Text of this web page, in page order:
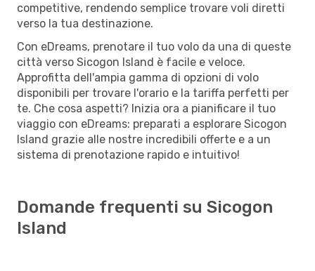
competitive, rendendo semplice trovare voli diretti
verso la tua destinazione.
Con eDreams, prenotare il tuo volo da una di queste
città verso Sicogon Island è facile e veloce.
Approfitta dell'ampia gamma di opzioni di volo
disponibili per trovare l'orario e la tariffa perfetti per
te. Che cosa aspetti? Inizia ora a pianificare il tuo
viaggio con eDreams: preparati a esplorare Sicogon
Island grazie alle nostre incredibili offerte e a un
sistema di prenotazione rapido e intuitivo!
Domande frequenti su Sicogon
Island